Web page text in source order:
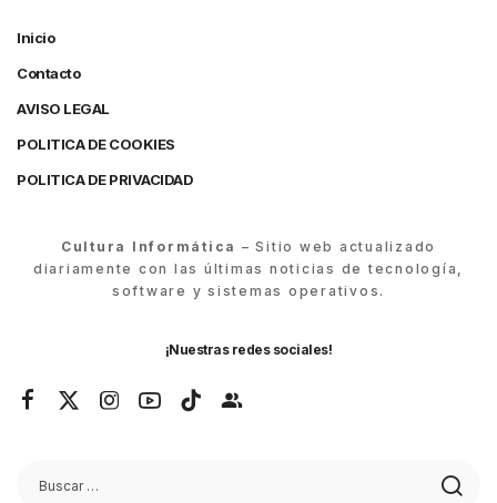
Inicio
Contacto
AVISO LEGAL
POLITICA DE COOKIES
POLITICA DE PRIVACIDAD
Cultura Informática – Sitio web actualizado
diariamente con las últimas noticias de tecnología,
software y sistemas operativos.
¡Nuestras redes sociales!